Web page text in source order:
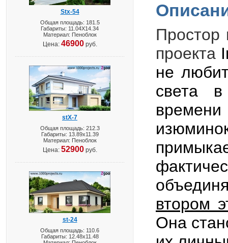
Stx-54
Общая площадь: 181.5
Габариты: 11.04X14.34
Материал: Пеноблок
Цена: 46900руб.
stX-7
Общая площадь: 212.3
Габариты: 13.89х11.39
Материал: Пеноблок
Цена: 52900руб.
st-24
Общая площадь: 110.6
Габариты: 12.48х11.48
Простор
проекта
не
света
втором
Она